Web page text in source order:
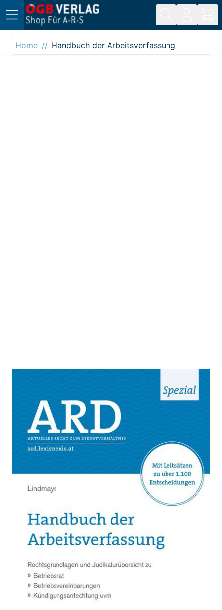
Direkt zum Inhalt
Home
Handbuch der Arbeitsverfassung
Handbuch der Arbeitsverfassung
Zur Wunschliste hinzufügen
Rechtsgrundlagen und Judikaturübersicht zu
Betriebsrat, Betriebsvereinbarungen,
Kündigungsanfechtung uvm.
Verlag: LexisNexis
584 Seiten
kartoniert
ISBN: 978-3-7007-